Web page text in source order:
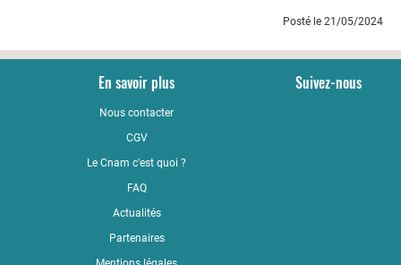
Posté le 21/05/2024
En savoir plus
Nous contacter
CGV
Le Cnam c'est quoi ?
FAQ
Actualités
Partenaires
Suivez-nous